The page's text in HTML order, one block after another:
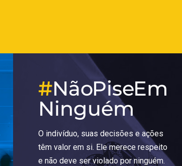
#Não Pise Em
Ninguém
O indivíduo, suas decisões e ações
têm valor em si. Ele merece respeito
e não deve ser violado por ninguém.